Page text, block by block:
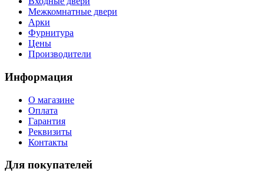
Межкомнатные двери
Арки
Фурнитура
Цены
Производители
Информация
О магазине
Оплата
Гарантия
Реквизиты
Контакты
Для покупателей